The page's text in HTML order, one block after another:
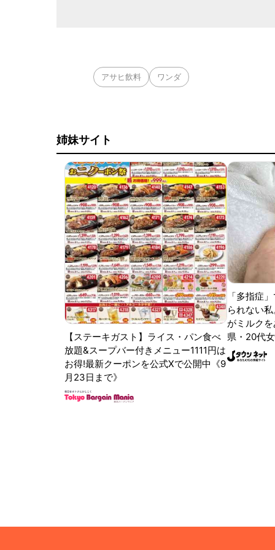
アサヒ飲料 ワンダ
姉妹サイト
【ステーキガスト】ライス・パン食べ
放題&スープバー付きメニュー1111円は
お得!最新クーポンを公式Xで公開中《9
月23日まで》
「多指症
られない
がミルク
県・20代